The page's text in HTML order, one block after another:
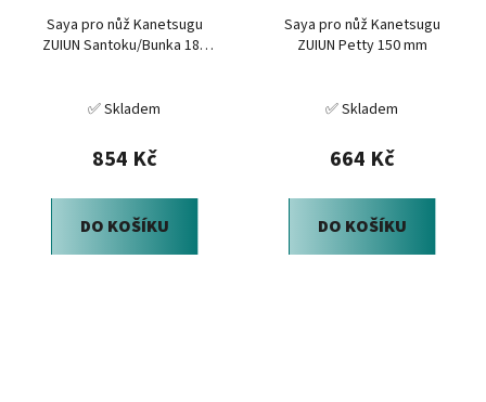
Saya pro nůž Kanetsugu
ZUIUN Santoku/Bunka 180
✅ Skladem
854 Kč
DO KOŠÍKU
Saya pro nůž Kanetsugu
ZUIUN Petty 150 mm
✅ Skladem
664 Kč
DO KOŠÍKU